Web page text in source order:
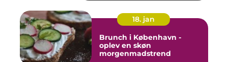
18. jan
Brunch i København -
oplev en skøn
morgenmadstrend